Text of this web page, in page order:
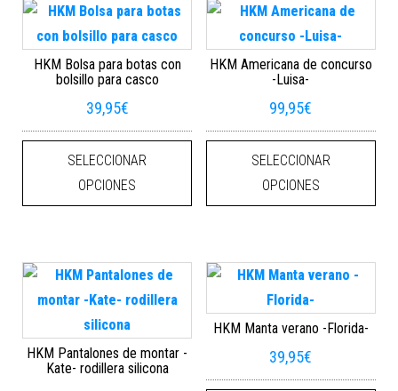
HKM Bolsa para botas con
bolsillo para casco
39,95€
SELECCIONAR
OPCIONES
Este producto tiene múltiples
HKM Americana de concurso
-Luisa-
99,95€
SELECCIONAR
OPCIONES
HKM Pantalones de montar -
Kate- rodillera silicona
HKM Manta verano -Florida-
39,95€